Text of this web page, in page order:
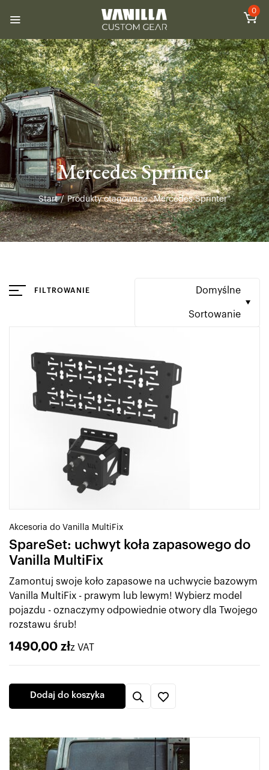
0
Mercedes Sprinter
Start / Produkty otagowane „Mercedes Sprinter”
FILTROWANIE Domyślne
Sortowanie
Akcesoria do Vanilla MultiFix
SpareSet: uchwyt koła zapasowego do
Vanilla MultiFix
Zamontuj swoje koło zapasowe na uchwycie bazowym
Vanilla MultiFix - prawym lub lewym! Wybierz model
pojazdu - oznaczymy odpowiednie otwory dla Twojego
rozstawu śrub!
1490,00 złz VAT
Dodaj do koszyka